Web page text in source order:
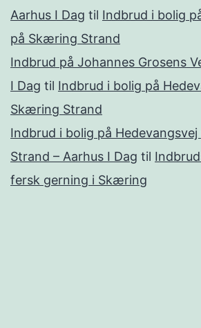
Aarhus I Dag til Indbrud i bolig
på Skæring Strand
Indbrud på Johannes Grosens
I Dag til Indbrud i bolig på
Skæring Strand
Indbrud i bolig på
Strand – Aarhus I Dag til
fersk gerning i Skæring